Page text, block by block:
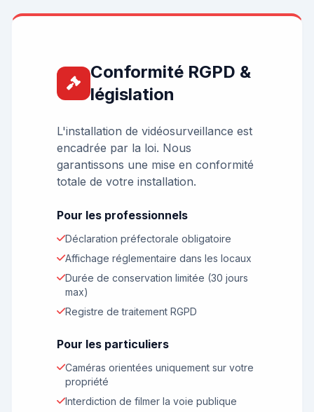
Conformité RGPD &
législation
L'installation de vidéosurveillance est
encadrée par la loi. Nous
garantissons une mise en conformité
totale de votre installation.
Pour les professionnels
Déclaration préfectorale obligatoire
Affichage réglementaire dans les locaux
Durée de conservation limitée (30 jours
max)
Registre de traitement RGPD
Pour les particuliers
Caméras orientées uniquement sur votre
propriété
Interdiction de filmer la voie publique